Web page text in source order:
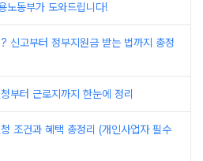
노동부가 도와드립니다!
신고부터 정부지원금 받는 법까지 총정
부터 근로지까지 한눈에 정리
조건과 혜택 총정리 (개인사업자 필수